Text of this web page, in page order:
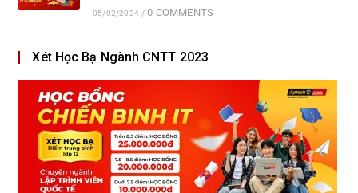
05/02/2024 / 0 COMMENTS
Xét Học Bạ Ngành CNTT 2023